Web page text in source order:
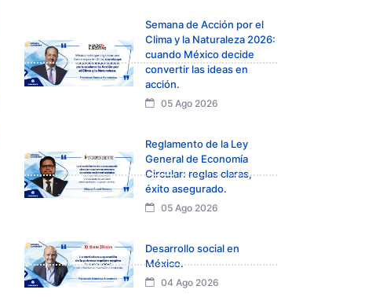
Semana de Acción por el
Clima y la Naturaleza 2026:
cuando México decide
convertir las ideas en
acción.
05 Ago 2026
Reglamento de la Ley
General de Economía
Circular: reglas claras,
éxito asegurado.
05 Ago 2026
Desarrollo social en
México.
04 Ago 2026